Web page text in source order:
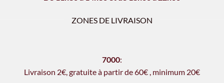
ZONES DE LIVRAISON
7000:
Livraison 2€, gratuite à partir de 60€ minimum 20€